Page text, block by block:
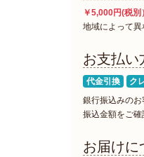
￥5,000円(税
地域によって異
お支払い
代金引換 ク
銀行振込みのお
振込金額をご確
お届けに